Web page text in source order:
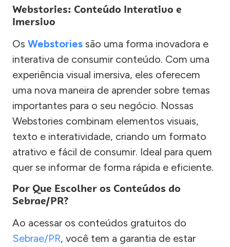
Webstories: Conteúdo Interativo e
Imersivo
Os Webstories são uma forma inovadora e
interativa de consumir conteúdo. Com uma
experiência visual imersiva, eles oferecem
uma nova maneira de aprender sobre temas
importantes para o seu negócio. Nossas
Webstories combinam elementos visuais,
texto e interatividade, criando um formato
atrativo e fácil de consumir. Ideal para quem
quer se informar de forma rápida e eficiente.
Por Que Escolher os Conteúdos do
Sebrae/PR?
Ao acessar os conteúdos gratuitos do
Sebrae/PR, você tem a garantia de estar